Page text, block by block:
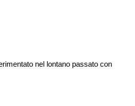
nel lontano passato con